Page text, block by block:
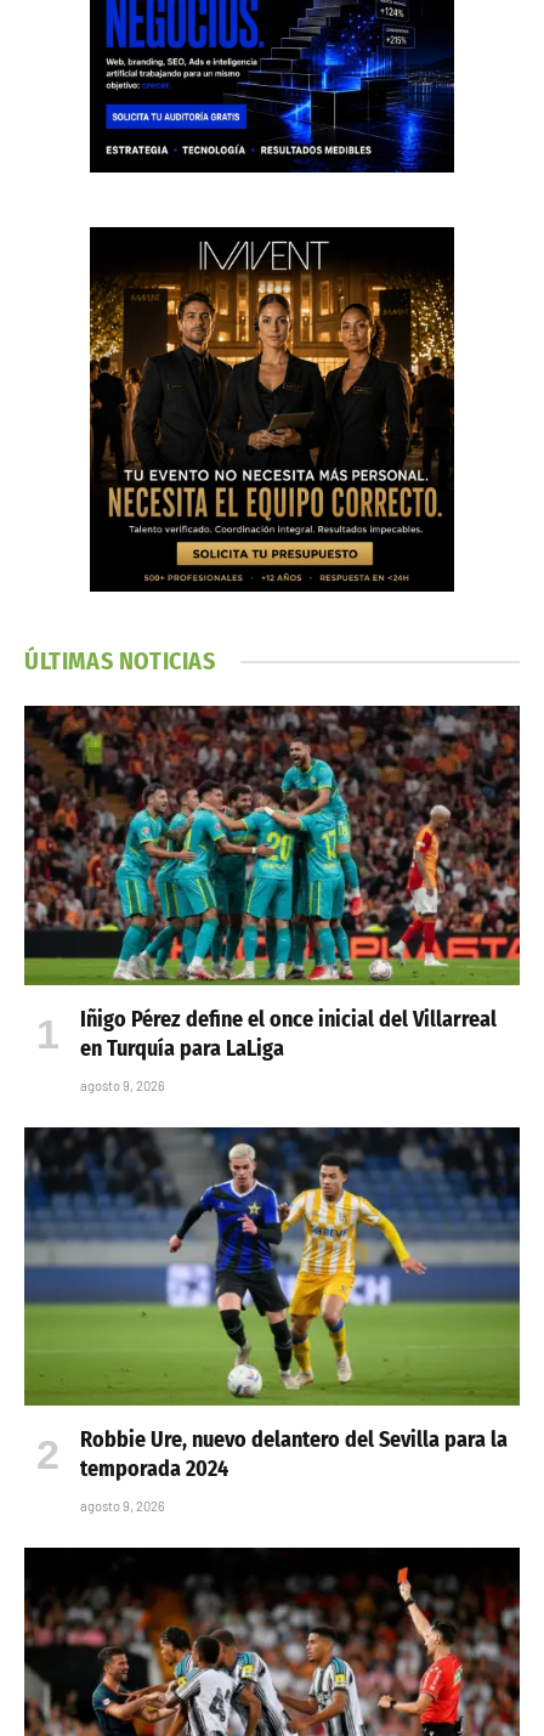
ÚLTIMAS NOTICIAS
Iñigo Pérez define el once inicial del Villarreal
en Turquía para LaLiga
agosto 9, 2026
Robbie Ure, nuevo delantero del Sevilla para la
temporada 2024
agosto 9, 2026